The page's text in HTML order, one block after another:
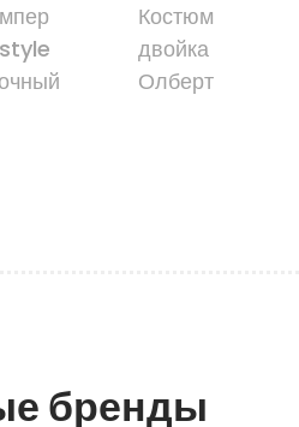
Костюм
двойка
Олберт
бренды